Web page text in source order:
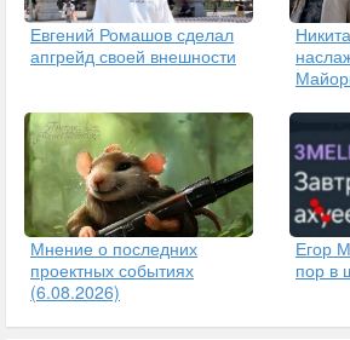
Евгений Ромашов сделал
апгрейд своей внешности
Мнение о последних
проектных событиях
(6.08.2026)
Егор
пор в